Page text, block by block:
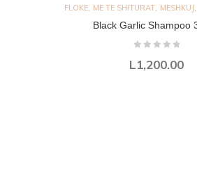
FLOKE, ME TE SHITURAT, MESHKUJ,
Black Garlic Shampoo
L1,200.00